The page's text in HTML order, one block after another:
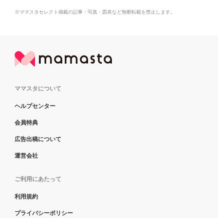
※ママスタセレクト掲載の記事・写真・図表など無断転載を禁止します。
ママスタについて
ヘルプセンター
会員特典
広告出稿について
運営会社
ご利用にあたって
利用規約
プライバシーポリシー